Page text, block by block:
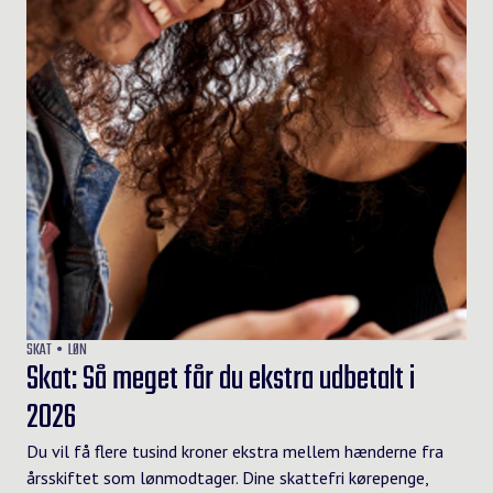
SKAT LØN
Skat: Så meget får du ekstra udbetalt i
2026
Du vil få flere tusind kroner ekstra mellem hænderne fra
årsskiftet som lønmodtager. Dine skattefri kørepenge,